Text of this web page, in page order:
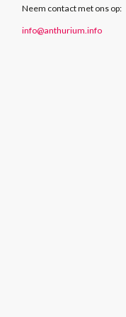
Neem contact met ons op:
info@anthurium.info